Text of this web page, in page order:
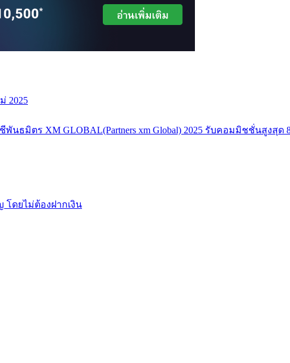
2025
ธมิตร XM GLOBAL(Partners xm Global) 2025 รับคอมมิชชั่นสูงสุด
ดยไม่ต้องฝากเงิน